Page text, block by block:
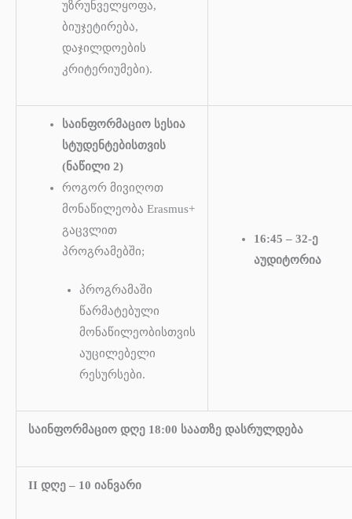
უზრუნველყოფა,
ბიუჯეტირება,
დაჯილდოების
კრიტერიუმები).
საინფორმაციო სესია
სტუდენტებისთვის
(ნაწილი 2)
როგორ მივიღოთ
მონაწილეობა Erasmus+
გაცვლით
პროგრამებში;
პროგრამაში
წარმატებული
მონაწილეობისთვის
აუცილებელი
რესურსები.
16:45 – 32-ე
აუდიტორია
საინფორმაციო დღე 18:00 საათზე დასრულდება
II დღე – 10 იანვარი